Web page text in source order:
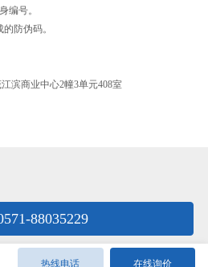
编号。
防伪码。
滨商业中心2幢3单元408室
88035229
热线电话 在线询价
号